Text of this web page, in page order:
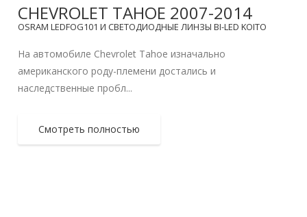
CHEVROLET TAHOE 2007-2014
OSRAM LEDFOG101 И СВЕТОДИОДНЫЕ ЛИНЗЫ BI-LED KOITO
На автомобиле Chevrolet Tahoe изначально
американского роду-племени достались и
наследственные пробл...
Смотреть полностью